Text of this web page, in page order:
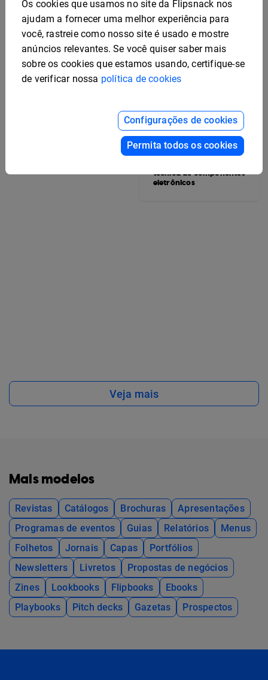
técnica de componentes
eletrônicos
Veja mais
Mais modelos
Revistas Catálogos Brochuras
Apresentações
Programas de eventos
Guias Relatórios
Menus
Folhetos
Jornais Capas
Portfólios
Newsletters
Livretos
Propostas de negócios
Zines
Lookbooks Flipbooks
Ebooks
Playbooks
Pitch decks Gazetas Prospectos
Os cookies que usamos no site da Flipsnack nos
ajudam a fornecer uma melhor experiência para
você, rastreie como nosso site é usado e mostre
anúncios relevantes. Se você quiser saber mais
sobre os cookies que estamos usando, certifique-se
de verificar nossa política de cookies
Configurações de cookies
Permita todos os cookies